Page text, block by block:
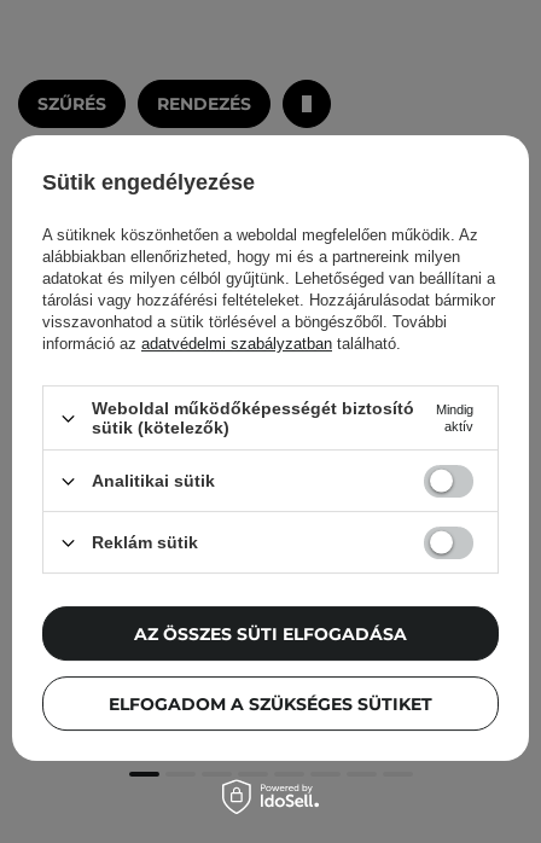
SZŰRÉS RENDEZÉS
Neked ajánljuk
Torriden - Dive-In For Men All In One - Hidratáló
Sütik engedélyezése
A sütiknek köszönhetően a weboldal megfelelően működik. Az
alábbiakban ellenőrizheted, hogy mi és a partnereink milyen
adatokat és milyen célból gyűjtünk. Lehetőséged van beállítani a
tárolási vagy hozzáférési feltételeket. Hozzájárulásodat bármikor
visszavonhatod a sütik törlésével a böngészőből. További
információ az adatvédelmi szabályzatban található.
Weboldal működőképességét biztosító
sütik (kötelezők)
Mindig
aktív
Analitikai sütik
Reklám sütik
ELFOGADOM A SZÜKSÉGES SÜTIKET
AZ ÖSSZES SÜTI ELFOGADÁSA